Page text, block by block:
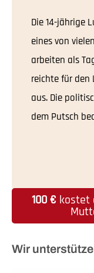
Die 14-jährige
eines von
arbeiten als
reichte für den
aus. Die
dem Putsch
100 € kostet
Wir